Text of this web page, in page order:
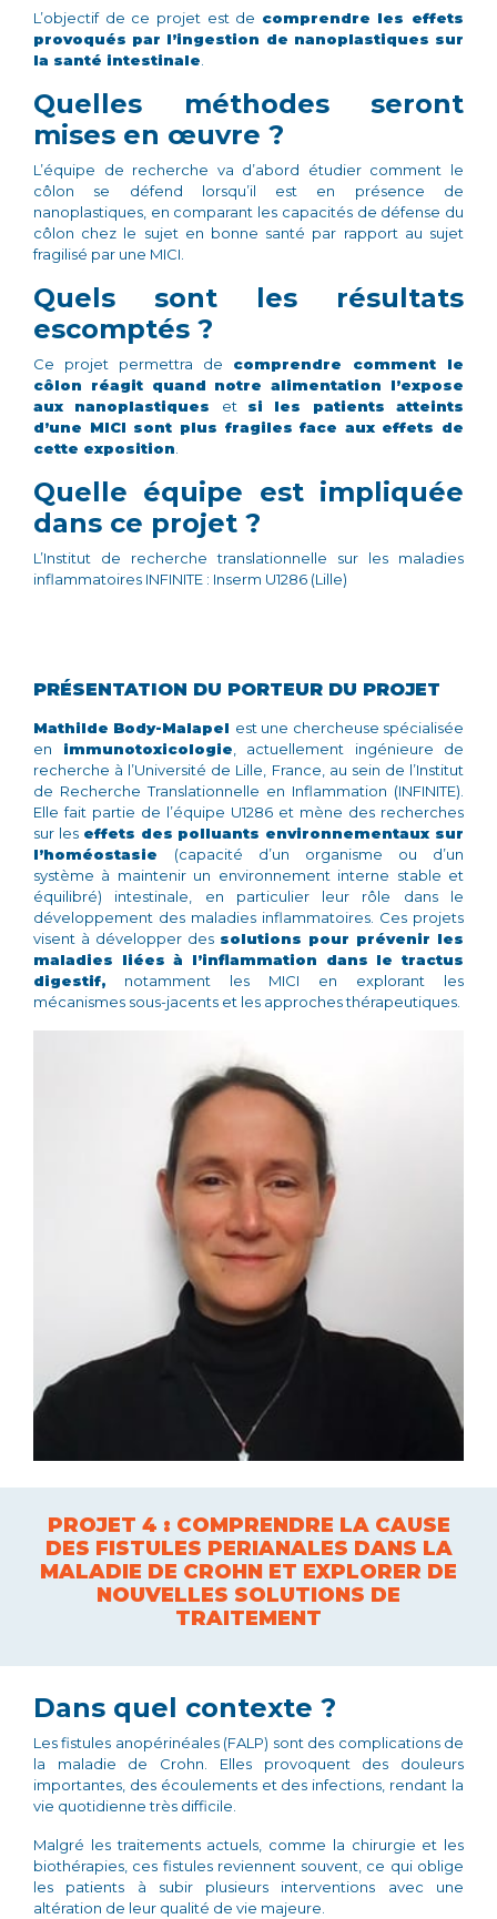
L’objectif de ce projet est de comprendre les effets
provoqués par l’ingestion de nanoplastiques sur
la santé intestinale
Quelles méthodes seront
mises en œuvre ?
L’équipe de recherche va d’abord étudier comment le
côlon se défend lorsqu’il est en présence de
nanoplastiques, en comparant les capacités de défense du
côlon chez le sujet en bonne santé par rapport au sujet
fragilisé par une MICI.
Quels sont les résultats
escomptés ?
Ce projet permettra de comprendre comment le
côlon réagit quand notre alimentation l’expose
aux nanoplastiques
et si les patients atteints
d’une MICI sont plus fragiles face aux effets de
cette exposition
Quelle équipe est impliquée
dans ce projet ?
L’Institut de recherche translationnelle sur les maladies
inflammatoires INFINITE : Inserm U1286 (Lille)
PRÉSENTATION DU PORTEUR DU PROJET
Mathilde Body-Malapel est une chercheuse spécialisée
en immunotoxicologie , actuellement ingénieure de
recherche à l’Université de Lille, France, au sein de l’Institut
de Recherche Translationnelle en Inflammation (INFINITE).
Elle fait partie de l’équipe U1286 et mène des recherches
sur les effets des polluants environnementaux sur
l’homéostasie
(capacité d’un organisme ou d’un
système à maintenir un environnement interne stable et
équilibré) intestinale, en particulier leur rôle dans le
développement des maladies inflammatoires. Ces projets
visent à développer des solutions pour prévenir les
maladies liées à l’inflammation dans le tractus
digestif, notamment les MICI en explorant les
mécanismes sous-jacents et les approches thérapeutiques.
PROJET 4 : COMPRENDRE LA CAUSE
DES FISTULES PERIANALES DANS LA
MALADIE DE CROHN ET EXPLORER DE
NOUVELLES SOLUTIONS DE
TRAITEMENT
Dans quel contexte ?
Les fistules anopérinéales (FALP) sont des complications de
la maladie de Crohn. Elles provoquent des douleurs
importantes, des écoulements et des infections, rendant la
vie quotidienne très difficile.
Malgré les traitements actuels, comme la chirurgie et les
biothérapies, ces fistules reviennent souvent, ce qui oblige
les patients à subir plusieurs interventions avec une
altération de leur qualité de vie majeure.